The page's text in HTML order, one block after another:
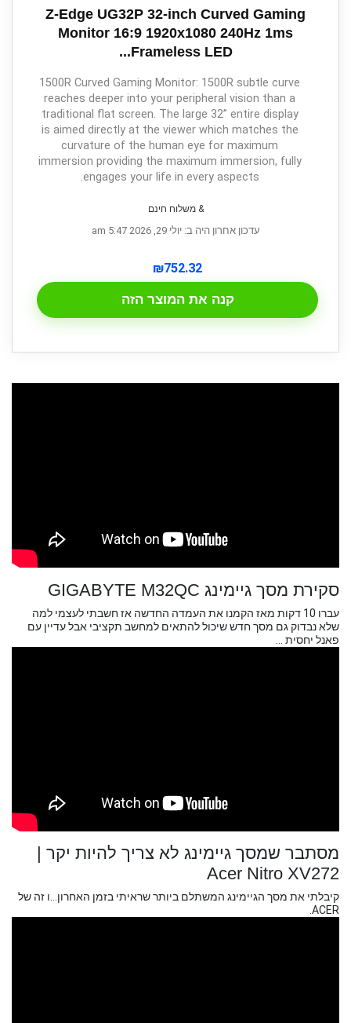
Z-Edge UG32P 32-inch Curved Gaming
Monitor 16:9 1920x1080 240Hz 1ms
Frameless LED...
1500R Curved Gaming Monitor: 1500R subtle curve
reaches deeper into your peripheral vision than a
traditional flat screen. The large 32’’ entire display
is aimed directly at the viewer which matches the
curvature of the human eye for maximum
immersion providing the maximum immersion, fully
engages your life in every aspects.
& משלוח חינם
עדכון אחרון היה ב: יולי 29, 2026 5:47 am
₪752.32
קנה את המוצר הזה
סקירת מסך גיימינג GIGABYTE M32QC
עברו 10 דקות מאז הקמנו את העמדה החדשה אז חשבתי לעצמי למה
שלא נבדוק גם מסך חדש שיכול להתאים למחשב תקציבי אבל עדיין עם
פאנל יחסית ...
מסתבר שמסך גיימינג לא צריך להיות יקר |
Acer Nitro XV272
קיבלתי את מסך הגיימינג המשתלם ביותר שראיתי בזמן האחרון...ו זה של
ACER.